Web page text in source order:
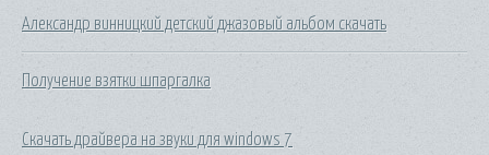
Александр винницкий детский джазовый альбом скачать
Получение взятки шпаргалка
Скачать драйвера на звуки для windows 7